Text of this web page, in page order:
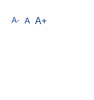
A- A A+